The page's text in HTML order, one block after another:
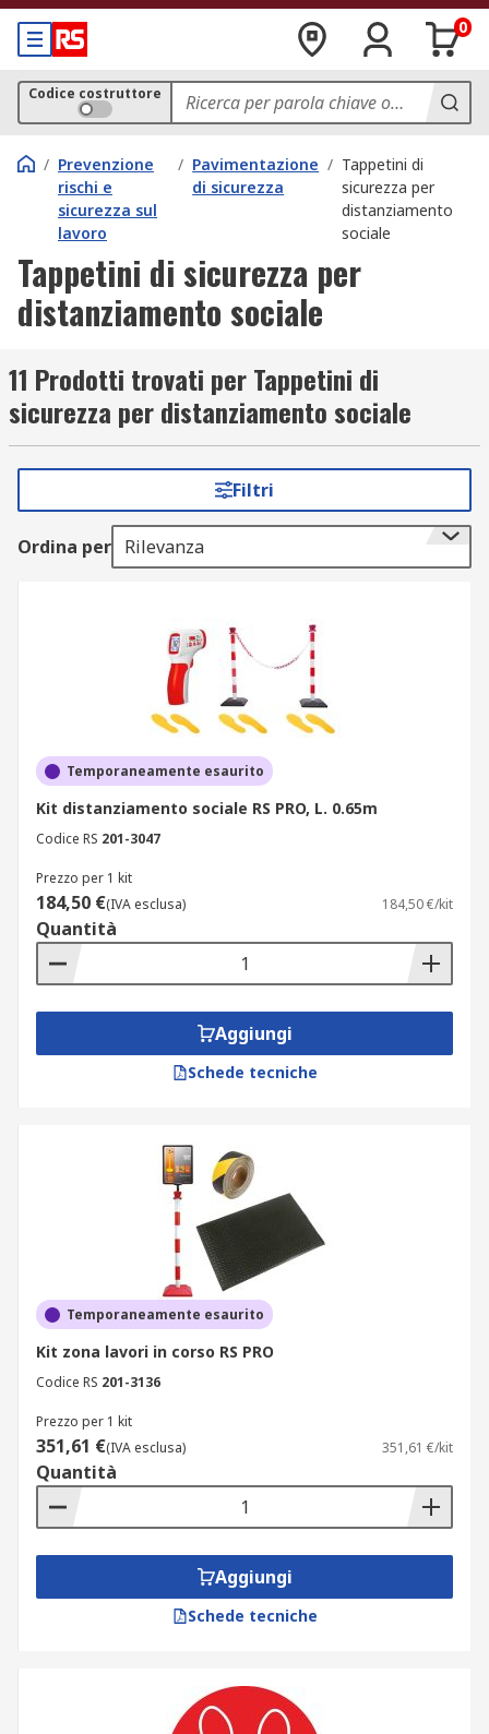
0
Codice costruttore
/ Prevenzione
rischi e
sicurezza sul
lavoro
/ Pavimentazione
di sicurezza
/ Tappetini di
sicurezza per
distanziamento
sociale
Tappetini di sicurezza per
distanziamento sociale
11 Prodotti trovati per Tappetini di
sicurezza per distanziamento sociale
Filtri
Ordina per Rilevanza
Temporaneamente esaurito
Kit distanziamento sociale RS PRO, L. 0.65m
Codice RS 201-3047
Prezzo per 1 kit
184,50 €(IVA esclusa) 184,50 €/kit
Quantità
Aggiungi
Schede tecniche
Temporaneamente esaurito
Kit zona lavori in corso RS PRO
Codice RS 201-3136
Prezzo per 1 kit
351,61 €(IVA esclusa) 351,61 €/kit
Quantità
Aggiungi
Schede tecniche